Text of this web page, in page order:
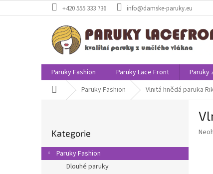
na
+420 555 333 736 info@damske-paruky.eu
Paruky Fashion Paruky Lace Front Paruky
Domů Paruky Fashion Vlnitá hnědá paruka
r
a
kategorie
Kategorie
Paruky Fashion
Dlouhé paruky